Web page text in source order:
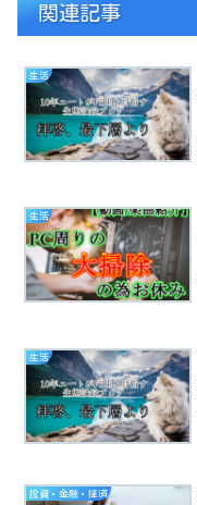
関連記事
生活
生活
生活
投資・金融・経済